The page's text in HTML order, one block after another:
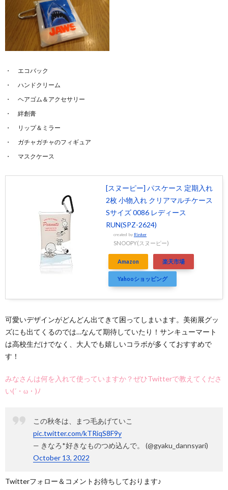
エコバック
ハンドクリーム
ヘアゴム＆アクセサリー
絆創膏
リップ＆ミラー
ガチャガチャのフィギュア
マスクケース
[スヌーピー] パスケース 定期入れ
2枚 小物入れ クリアマルチケース
Sサイズ 0086 レディース
RUN(SPZ-2624)
created by Rinker
SNOOPY(スヌーピー)
Amazon 楽天市場
Yahooショッピング
可愛いデザインがどんどん出てきて困ってしまいます。美術展グッ
ズにも出てくるのでは…なんて期待していたり！サンキューマート
は高校生だけでなく、大人でも嬉しいコラボが多くておすすめで
す！
みなさんは何を入れて使っていますか？ぜひTwitterで教えてくださ
い(´・ω・)ﾉ
この秋冬は、まつ毛あげていこ
pic.twitter.com/kTRiqS8F9y
— きなろ*好きなものつめ込んで。 (@gyaku_dannsyari)
October 13, 2022
Twitterフォロー＆コメントお待ちしております♪